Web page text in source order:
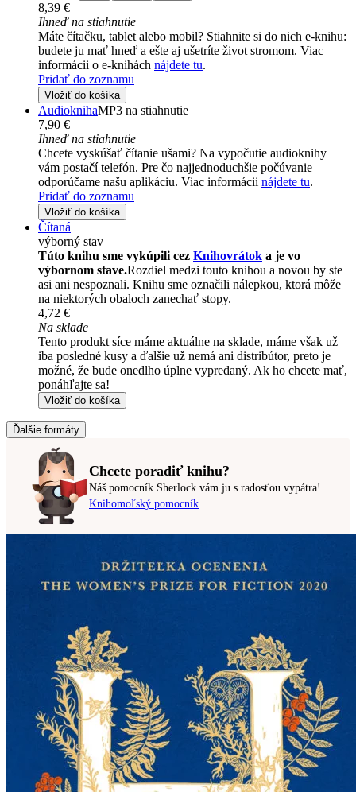
8,39 €
Ihneď na stiahnutie
Máte čítačku, tablet alebo mobil? Stiahnite si do nich e-knihu:
budete ju mať hneď a ešte aj ušetríte život stromom. Viac
informácii o e-knihách nájdete tu.
Pridať do zoznamu
Vložiť do košíka
AudioknihaMP3 na stiahnutie
7,90 €
Ihneď na stiahnutie
Chcete vyskúšať čítanie ušami? Na vypočutie audioknihy
vám postačí telefón. Pre čo najjednoduchšie počúvanie
odporúčame našu aplikáciu. Viac informácii nájdete tu.
Pridať do zoznamu
Vložiť do košíka
Čítaná
výborný stav
Túto knihu sme vykúpili cez Knihovrátok a je vo
výbornom stave.Rozdiel medzi touto knihou a novou by ste
asi ani nespoznali. Knihu sme označili nálepkou, ktorá môže
na niektorých obaloch zanechať stopy.
4,72 €
Na sklade
Tento produkt síce máme aktuálne na sklade, máme však už
iba posledné kusy a ďalšie už nemá ani distribútor, preto je
možné, že bude onedlho úplne vypredaný. Ak ho chcete mať,
ponáhľajte sa!
Vložiť do košíka
Ďalšie formáty
Chcete poradiť knihu?
Náš pomocník Sherlock vám ju s radosťou vypátra!
Knihomoľský pomocník